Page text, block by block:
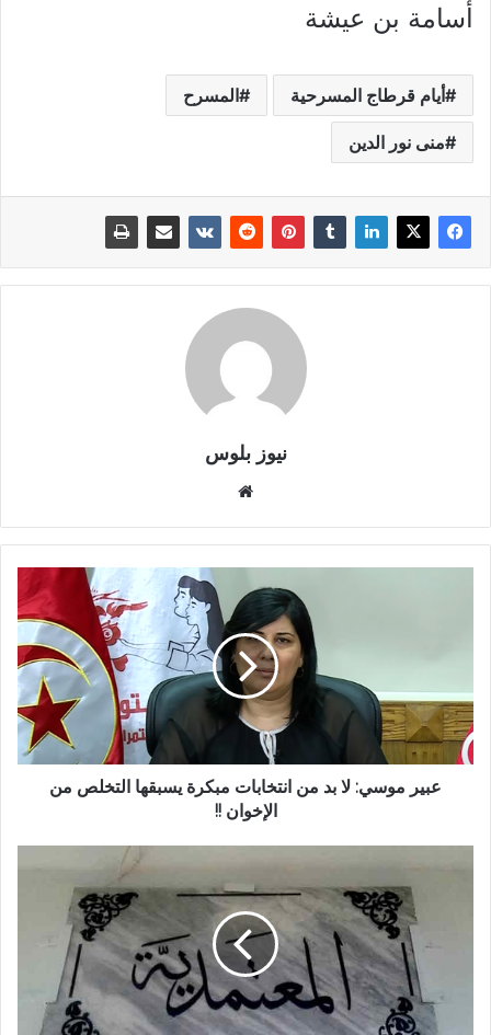
أسامة بن عيشة
أيام قرطاج المسرحية المسرح
منى نور الدين
نيوز بلوس
عبير موسي: لا بد من انتخابات مبكرة يسبقها التخلص من
الإخوان !!